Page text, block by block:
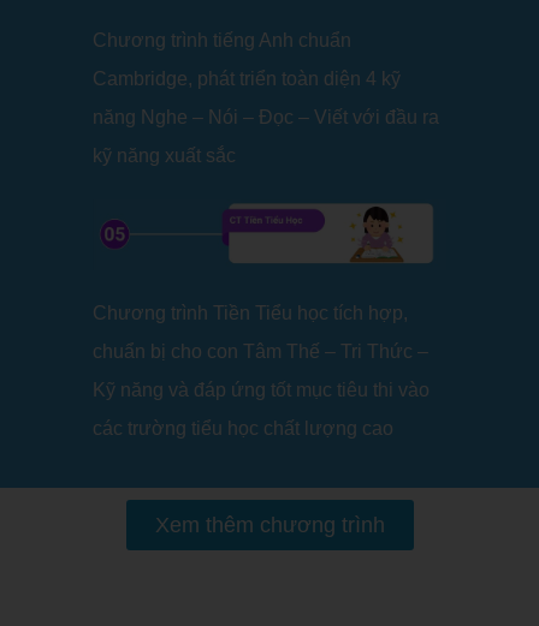
Chương trình tiếng Anh chuẩn
Cambridge, phát triển toàn diện 4 kỹ
năng Nghe – Nói – Đọc – Viết với đầu ra
kỹ năng xuất sắc
Chương trình Tiền Tiểu học tích hợp,
chuẩn bị cho con Tâm Thế – Tri Thức –
Kỹ năng và đáp ứng tốt mục tiêu thi vào
các trường tiểu học chất lượng cao
Xem thêm chương trình